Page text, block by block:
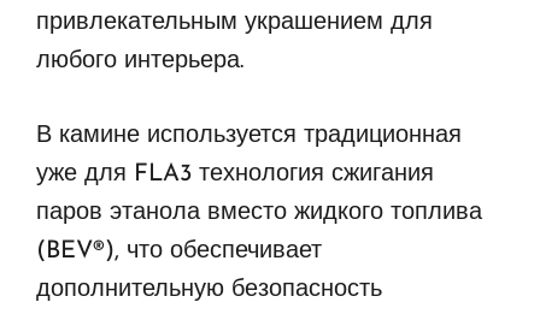
привлекательным украшением для
любого интерьера.
В камине используется традиционная
уже для FLA3 технология сжигания
паров этанола вместо жидкого топлива
(BEV®), что обеспечивает
дополнительную безопасность